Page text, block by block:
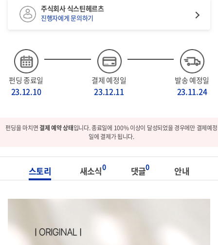
펀딩 종료일
23.12.10
결제 예정일
23.12.11
발송 예정일
23.11.24
주식회사 식스틴헤르츠
진행자에게 문의하기
펀딩을 마치면결제 예약 상태입니다. 종료일에 100% 이상이 달성되었을 경우에만 결제예정
일에 결제가 됩니다.
스토리 새소식0 댓글0 안내